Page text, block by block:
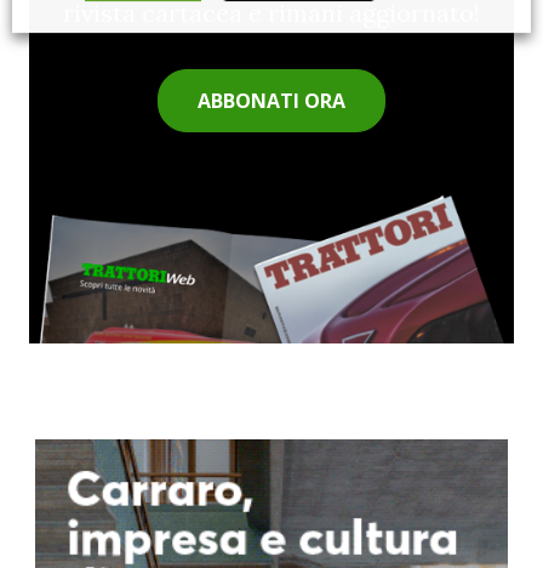
rivista cartacea e rimani aggiornato!
ABBONATI ORA